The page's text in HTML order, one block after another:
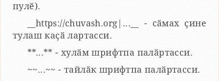
пулӗ).
__https://chuvash.org|...__ - сӑмах ҫине
тулаш каҫӑ лартасси.
**...** - хулӑм шрифтпа палӑртасси.
~~...~~ - тайлӑк шрифтпа палӑртасси.